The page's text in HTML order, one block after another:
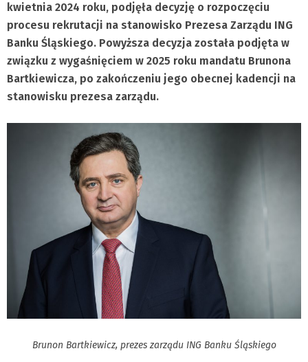
kwietnia 2024 roku, podjęła decyzję o rozpoczęciu
procesu rekrutacji na stanowisko Prezesa Zarządu ING
Banku Śląskiego. Powyższa decyzja została podjęta w
związku z wygaśnięciem w 2025 roku mandatu Brunona
Bartkiewicza, po zakończeniu jego obecnej kadencji na
stanowisku prezesa zarządu.
Brunon Bartkiewicz, prezes zarządu ING Banku Śląskiego